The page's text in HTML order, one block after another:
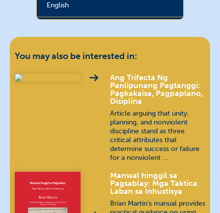
English
French français
ქართული
Hungarian magyar nyelv
Indonesian
You may also be interested in:
Ang Trifecta Ng
Panlipunang Pagtanggi:
Pagkakaisa, Pagpaplano,
Disiplina
Article arguing that unity,
planning, and nonviolent
discipline stand as three
critical attributes that
determine success or failure
for a nonviolent …
Manwal hinggil sa
Pagsablay: Mga Taktica
Laban sa Inhustisya
Brian Martin’s manual provides